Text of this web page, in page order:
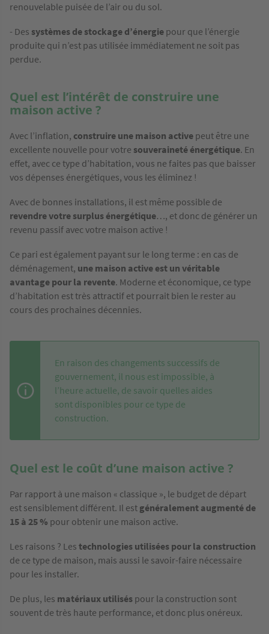
renouvelable puisée de l’air ou du sol.
- Des systèmes de stockage d’énergie pour que l’énergie
produite qui n’est pas utilisée immédiatement ne soit pas
perdue.
Quel est l’intérêt de construire une
maison active ?
Avec l’inflation, construire une maison active peut être une
excellente nouvelle pour votre souveraineté énergétique. En
effet, avec ce type d’habitation, vous ne faites pas que baisser
vos dépenses énergétiques, vous les éliminez !
Avec de bonnes installations, il est même possible de
revendre votre surplus énergétique…, et donc de générer un
revenu passif avec votre maison active !
Ce pari est également payant sur le long terme : en cas de
déménagement, une maison active est un véritable
avantage pour la revente. Moderne et économique, ce type
d’habitation est très attractif et pourrait bien le rester au
cours des prochaines décennies.
En raison des changements successifs de
gouvernement, il nous est impossible, à
l’heure actuelle, de savoir quelles aides
sont disponibles pour ce type de
construction.
Quel est le coût d’une maison active ?
Par rapport à une maison « classique », le budget de départ
est sensiblement différent. Il est généralement augmenté de
15 à 25 % pour obtenir une maison active.
Les raisons ? Les technologies utilisées pour la construction
de ce type de maison, mais aussi le savoir-faire nécessaire
pour les installer.
De plus, les matériaux utilisés pour la construction sont
souvent de très haute performance, et donc plus onéreux.